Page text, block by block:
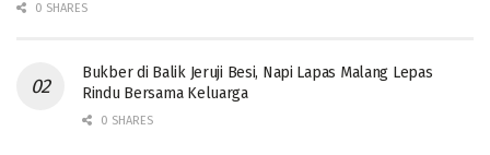
0 SHARES
Bukber di Balik Jeruji Besi, Napi Lapas Malang Lepas
Rindu Bersama Keluarga
0 SHARES